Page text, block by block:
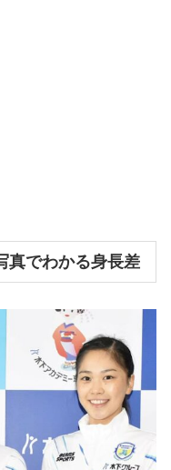
真でわかる身長差